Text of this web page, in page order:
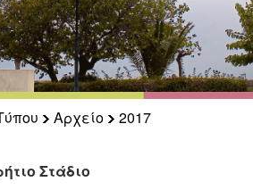
Αρχείο
2017
Στάδιο